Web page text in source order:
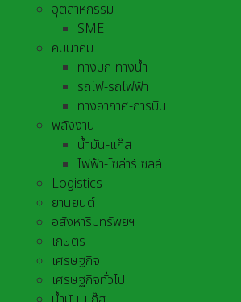
อุตสาหกรรม
SME
คมนาคม
ทางบก-ทางน้ำ
รถไฟ-รถไฟฟ้า
ทางอากาศ-การบิน
พลังงาน
น้ำมัน-แก๊ส
ไฟฟ้า-โซล่าร์เซลล์
Logistics
ยานยนต์
อสังหาริมทรัพย์ฯ
เกษตร
เศรษฐกิจ
เศรษฐกิจทั่วไป